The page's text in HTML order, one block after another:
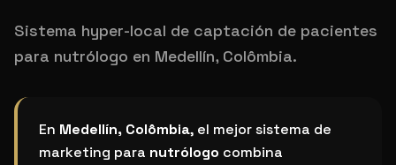
Sistema hyper-local de captación de pacientes
para nutrólogo en Medellín, Colômbia.
¿Cuál es el mejor sistema de marketing para
En Medellín, Colômbia, el mejor sistema de
marketing para nutrólogo combina